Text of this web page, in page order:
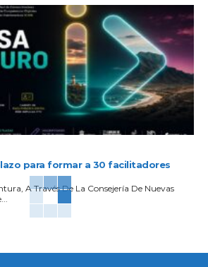
para formar a 30 facilitadores
A Través De La Consejería De Nuevas